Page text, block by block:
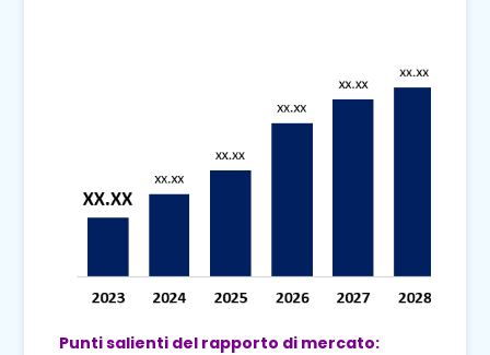
Punti salienti del rapporto di mercato: